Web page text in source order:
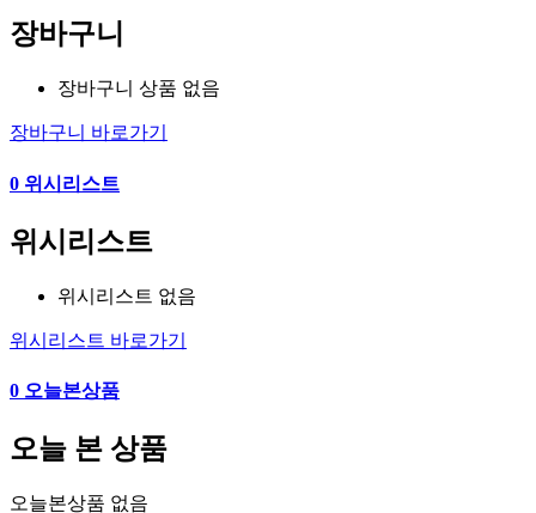
장바구니
장바구니 상품 없음
장바구니 바로가기
0 위시리스트
위시리스트
위시리스트 없음
위시리스트 바로가기
0 오늘본상품
오늘 본 상품
오늘본상품 없음